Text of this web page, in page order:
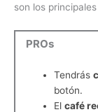
son los
PROs
Tendrás
botón.
El café